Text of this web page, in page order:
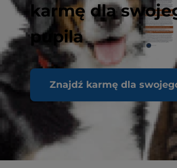
karmę dla
pupila
Znajdź karmę dla